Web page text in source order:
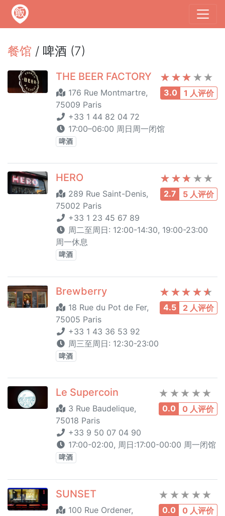
餐馆 / 啤酒 (7)
3.0 1 人评价
THE BEER FACTORY
176 Rue Montmartre,
75009 Paris
+33 1 44 82 04 72
17:00–06:00 周日周一闭馆
啤酒
2.7 5 人评价
HERO
289 Rue Saint-Denis,
75002 Paris
+33 1 23 45 67 89
周二至周日: 12:00-14:30, 19:00-23:00
周一休息
啤酒
4.5 2 人评价
Brewberry
18 Rue du Pot de Fer,
75005 Paris
+33 1 43 36 53 92
周三至周日: 12:30-23:00
啤酒
0.0 0 人评价
Le Supercoin
3 Rue Baudelique,
75018 Paris
+33 9 50 07 04 90
17:00-02:00, 周日:17:00-00:00 周一闭馆
啤酒
0.0 0 人评价
SUNSET
100 Rue Ordener,